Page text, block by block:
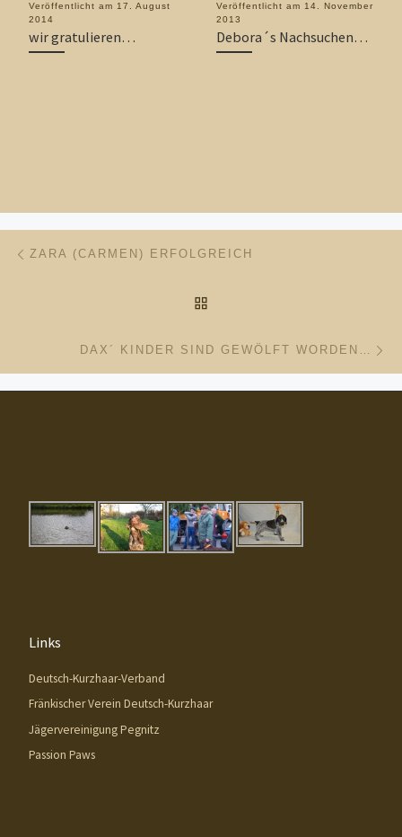
Veröffentlicht am 17. August
2014
wir gratulieren…
Veröffentlicht am 14. November
2013
Debora´s Nachsuchen…
Beitragsnavigation
ZARA (CARMEN) ERFOLGREICH
DAX´ KINDER SIND GEWÖLFT WORDEN…
Links
Deutsch-Kurzhaar-Verband
Fränkischer Verein Deutsch-Kurzhaar
Jägervereinigung Pegnitz
Passion Paws